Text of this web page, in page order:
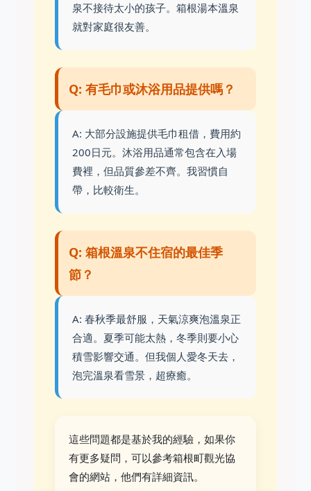
泉不接待太小的孩子。箱根湯本溫泉
就對家庭很友善。
Q: 有毛巾或沐浴用品提供嗎？
A: 大部分設施提供毛巾租借，費用約
200日元。沐浴用品通常包含在入場
費裡，但品質參差不齊。我習慣自
帶，比較衛生。
Q: 箱根溫泉不住宿的最佳季
節？
A: 春秋季最舒服，天氣涼爽泡溫泉正
合適。夏季可能太熱，冬季則要小心
積雪影響交通。但我個人愛冬天去，
泡完溫泉看雪景，超療癒。
這些問題都是基於我的經驗，如果你
有更多疑問，可以參考箱根町觀光協
會的網站，他們有詳細資訊。